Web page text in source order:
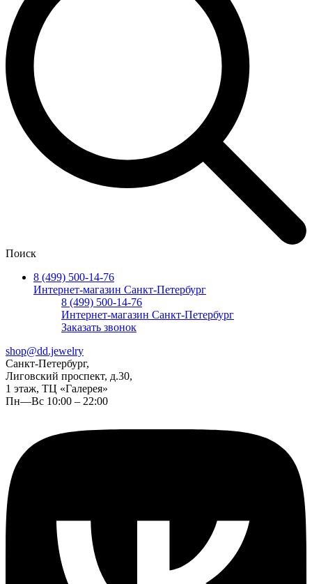
Поиск
8 (499) 500-14-76
Интернет-магазин Санкт-Петербург
8 (499) 500-14-76
Интернет-магазин Санкт-Петербург
Заказать звонок
shop@dd.jewelry
Санкт-Петербург,
Лиговский проспект, д.30,
1 этаж, ТЦ «Галерея»
Пн—Вс 10:00 – 22:00